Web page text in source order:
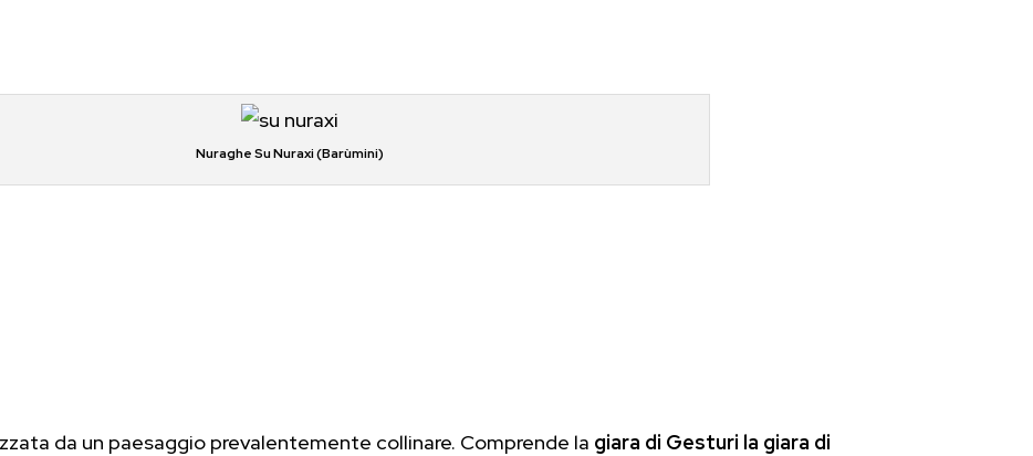
Nuraghe Su Nuraxi (Barùmini)
da un paesaggio prevalentemente collinare. Comprende la giara di Gesturi la giara di